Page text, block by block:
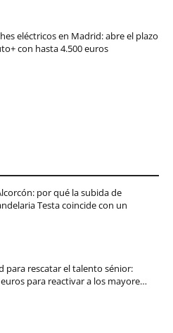
eléctricos en Madrid: abre el plazo
con hasta 4.500 euros
por qué la subida de
Testa coincide con un
para rescatar el talento sénior:
para reactivar a los mayore…